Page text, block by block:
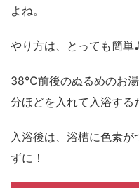
よね。
やり方は、とっても簡単
38℃前後のぬるめのお
分ほどを入れて入浴する
入浴後は、浴槽に色素
ずに！